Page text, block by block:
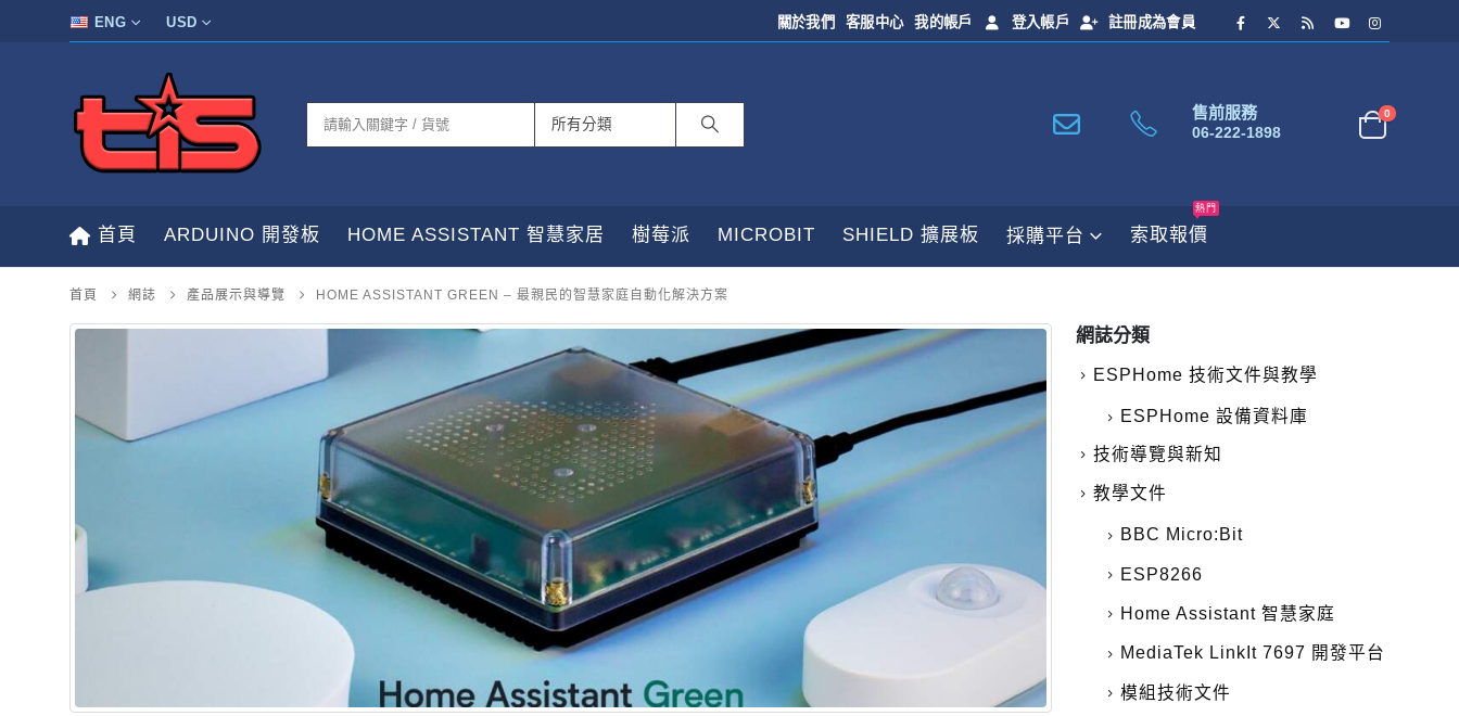
ENG USD 關於我們 客服中心 我的帳戶 登入帳戶 註冊成為會員
售前服務
06-222-1898
0
首頁 ARDUINO 開發板 HOME ASSISTANT 智慧家居 樹莓派 MICROBIT SHIELD 擴展板 採購平台 索取報價
熱門
首頁 網誌 產品展示與導覽 HOME ASSISTANT GREEN – 最親民的智慧家庭自動化解決方案
網誌分類
ESPHome 技術文件與教學
ESPHome 設備資料庫
技術導覽與新知
教學文件
BBC Micro:Bit
ESP8266
Home Assistant 智慧家庭
MediaTek LinkIt 7697 開發平台
模組技術文件